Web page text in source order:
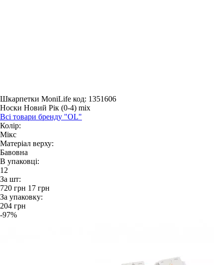
Шкарпетки MoniLife код: 1351606
Носки Новий Рік (0-4) mix
Всі товари бренду "OL"
Колір:
Мікс
Матеріал верху:
Бавовна
В упаковці:
12
За шт:
720 грн 17 грн
За упаковку:
204 грн
-97%